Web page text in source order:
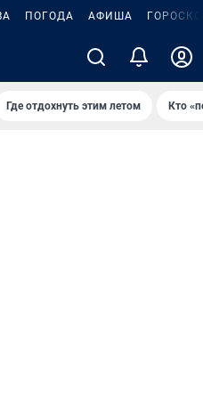
ПОГОДА АФИША
Где отдохнуть этим летом Кто